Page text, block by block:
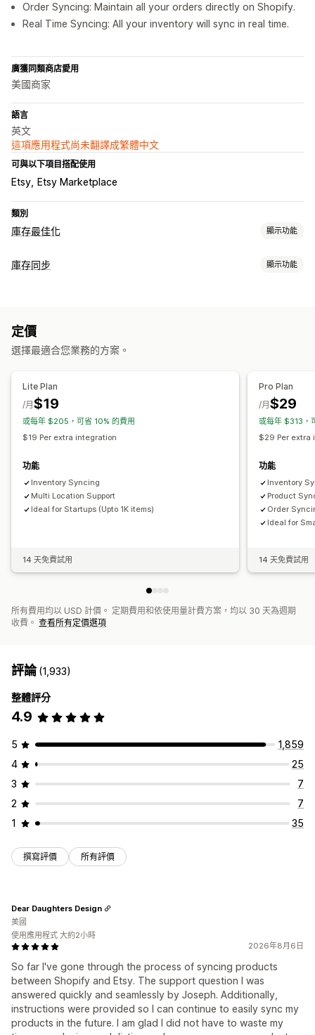
Order Syncing: Maintain all your orders directly on Shopify.
Real Time Syncing: All your inventory will sync in real time.
廣獲同類商店愛用
美國商家
語言
英文
這項應用程式尚未翻譯成繁體中文
可與以下項目搭配使用
Etsy Etsy Marketplace
類別
庫存最佳化 顯示功能
庫存管理
庫存同步 顯示功能
多家商店
定價
選擇最適合您業務的方案。
Lite Plan
$19
/月
或每年 $205，可省 10% 的費用
$19 Per extra integration
功能
Inventory Syncing
Multi Location Support
Ideal for Startups (Upto 1K items)
14 天免費試用
Pro Plan
$29
/月
或每年 $313，
$29 Per extra
功能
Inventory
Product
Order
Ideal for
14 天免費試用
所有費用均以 USD 計價。 定期費用和依使用量計費方案，均以 30 天為週期
收費。 查看所有定價選項
評論(1,933)
整體評分
4.9
5
1,859
4
25
3
7
2
7
1
35
撰寫評價 所有評價
2026年8月6日
So far I've gone through the process of syncing products
between Shopify and Etsy. The support question I was
answered quickly and seamlessly by Joseph. Additionally,
instructions were provided so I can continue to easily sync my
products in the future. I am glad I did not have to waste my
Dear Daughters Design
美國
使用應用程式 大約2小時